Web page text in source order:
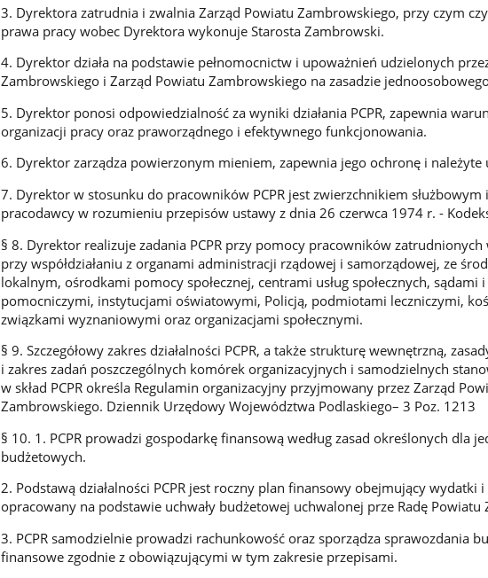
3. Dyrektora zatrudnia i zwalnia Zarząd Powiatu Zambrowskiego, przy czym
prawa pracy wobec Dyrektora wykonuje Starosta Zambrowski.
4. Dyrektor działa na podstawie pełnomocnictw i upoważnień udzielonych
Zambrowskiego i Zarząd Powiatu Zambrowskiego na zasadzie
5. Dyrektor ponosi odpowiedzialność za wyniki działania PCPR, zapewnia
organizacji pracy oraz praworządnego i efektywnego funkcjonowania.
6. Dyrektor zarządza powierzonym mieniem, zapewnia jego ochronę i należyte
7. Dyrektor w stosunku do pracowników PCPR jest zwierzchnikiem służbowym
pracodawcy w rozumieniu przepisów ustawy z dnia 26 czerwca 1974 r. -
§ 8. Dyrektor realizuje zadania PCPR przy pomocy pracowników zatrudnionych
przy współdziałaniu z organami administracji rządowej i samorządowej, ze
lokalnym, ośrodkami pomocy społecznej, centrami usług społecznych, sądami
pomocniczymi, instytucjami oświatowymi, Policją, podmiotami leczniczymi,
związkami wyznaniowymi oraz organizacjami społecznymi.
§ 9. Szczegółowy zakres działalności PCPR, a także strukturę wewnętrzną,
i zakres zadań poszczególnych komórek organizacyjnych i samodzielnych
w skład PCPR określa Regulamin organizacyjny przyjmowany przez Zarząd
Zambrowskiego. Dziennik Urzędowy Województwa Podlaskiego– 3 Poz. 1213
§ 10. 1. PCPR prowadzi gospodarkę finansową według zasad określonych dla
budżetowych.
2. Podstawą działalności PCPR jest roczny plan finansowy obejmujący wydatki
opracowany na podstawie uchwały budżetowej uchwalonej prze Radę Powiatu
3. PCPR samodzielnie prowadzi rachunkowość oraz sporządza sprawozdania
finansowe zgodnie z obowiązującymi w tym zakresie przepisami.